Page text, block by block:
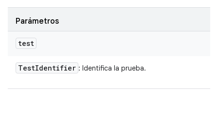
Parámetros
test
TestIdentifier : Identifica la prueba.